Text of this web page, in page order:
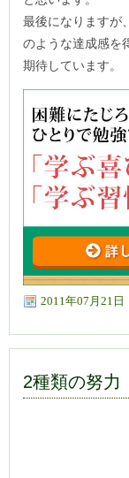
最後になりますが
のような達成感を
期待しています。
2011年07月21日
2種類の努力